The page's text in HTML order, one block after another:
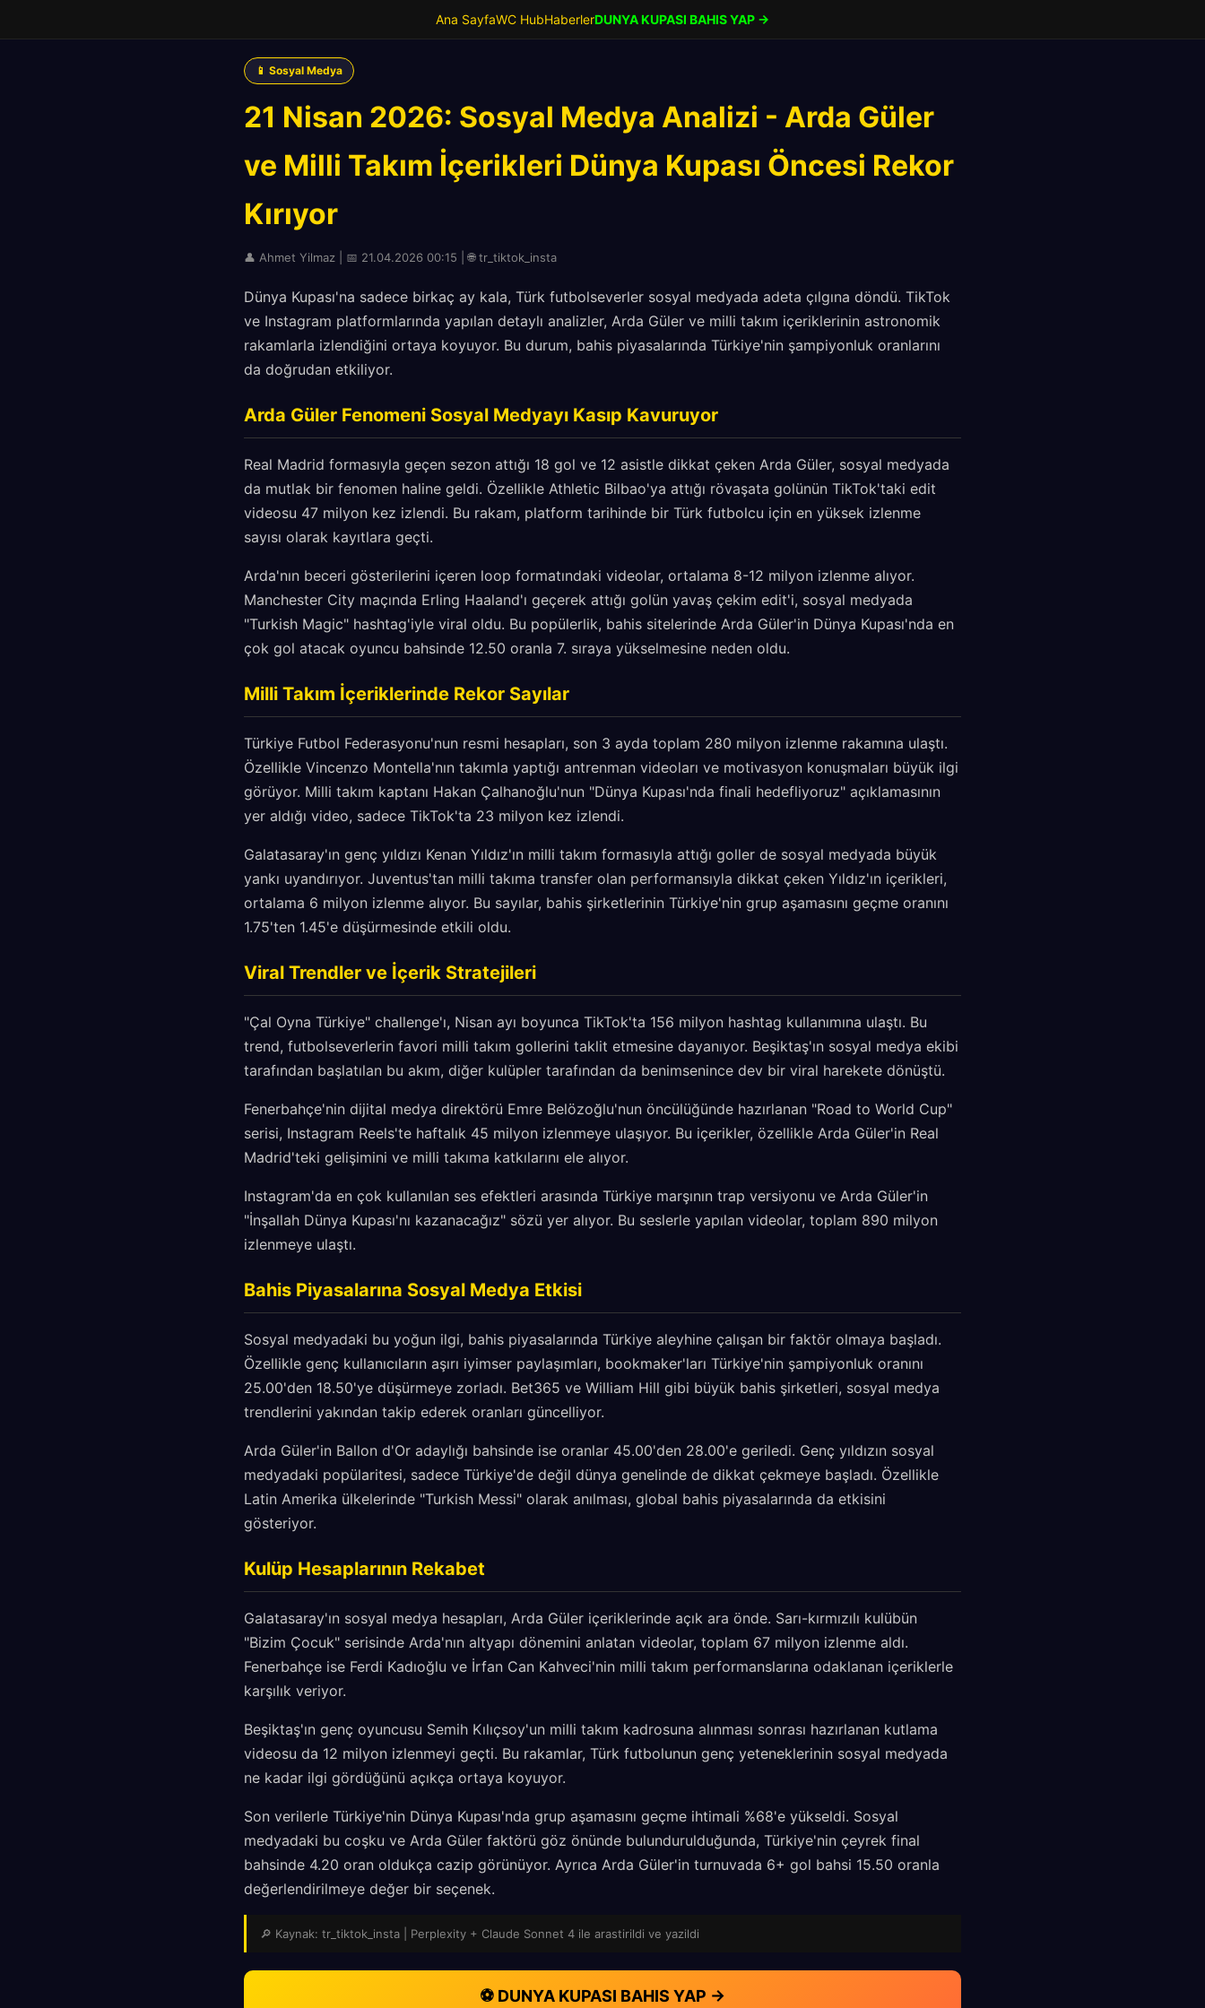
Ana SayfaWC HubHaberlerDUNYA KUPASI BAHIS YAP →
📱 Sosyal Medya
21 Nisan 2026: Sosyal Medya Analizi - Arda Güler
ve Milli Takım İçerikleri Dünya Kupası Öncesi Rekor
Kırıyor
👤 Ahmet Yilmaz | 📅 21.04.2026 00:15 | 🌐 tr_tiktok_insta
Dünya Kupası'na sadece birkaç ay kala, Türk futbolseverler sosyal medyada adeta çılgına döndü. TikTok
ve Instagram platformlarında yapılan detaylı analizler, Arda Güler ve milli takım içeriklerinin astronomik
rakamlarla izlendiğini ortaya koyuyor. Bu durum, bahis piyasalarında Türkiye'nin şampiyonluk oranlarını
da doğrudan etkiliyor.
Arda Güler Fenomeni Sosyal Medyayı Kasıp Kavuruyor
Real Madrid formasıyla geçen sezon attığı 18 gol ve 12 asistle dikkat çeken Arda Güler, sosyal medyada
da mutlak bir fenomen haline geldi. Özellikle Athletic Bilbao'ya attığı rövaşata golünün TikTok'taki edit
videosu 47 milyon kez izlendi. Bu rakam, platform tarihinde bir Türk futbolcu için en yüksek izlenme
sayısı olarak kayıtlara geçti.
Arda'nın beceri gösterilerini içeren loop formatındaki videolar, ortalama 8-12 milyon izlenme alıyor.
Manchester City maçında Erling Haaland'ı geçerek attığı golün yavaş çekim edit'i, sosyal medyada
"Turkish Magic" hashtag'iyle viral oldu. Bu popülerlik, bahis sitelerinde Arda Güler'in Dünya Kupası'nda en
çok gol atacak oyuncu bahsinde 12.50 oranla 7. sıraya yükselmesine neden oldu.
Milli Takım İçeriklerinde Rekor Sayılar
Türkiye Futbol Federasyonu'nun resmi hesapları, son 3 ayda toplam 280 milyon izlenme rakamına ulaştı.
Özellikle Vincenzo Montella'nın takımla yaptığı antrenman videoları ve motivasyon konuşmaları büyük ilgi
görüyor. Milli takım kaptanı Hakan Çalhanoğlu'nun "Dünya Kupası'nda finali hedefliyoruz" açıklamasının
yer aldığı video, sadece TikTok'ta 23 milyon kez izlendi.
Galatasaray'ın genç yıldızı Kenan Yıldız'ın milli takım formasıyla attığı goller de sosyal medyada büyük
yankı uyandırıyor. Juventus'tan milli takıma transfer olan performansıyla dikkat çeken Yıldız'ın içerikleri,
ortalama 6 milyon izlenme alıyor. Bu sayılar, bahis şirketlerinin Türkiye'nin grup aşamasını geçme oranını
1.75'ten 1.45'e düşürmesinde etkili oldu.
Viral Trendler ve İçerik Stratejileri
"Çal Oyna Türkiye" challenge'ı, Nisan ayı boyunca TikTok'ta 156 milyon hashtag kullanımına ulaştı. Bu
trend, futbolseverlerin favori milli takım gollerini taklit etmesine dayanıyor. Beşiktaş'ın sosyal medya ekibi
tarafından başlatılan bu akım, diğer kulüpler tarafından da benimsenince dev bir viral harekete dönüştü.
Fenerbahçe'nin dijital medya direktörü Emre Belözoğlu'nun öncülüğünde hazırlanan "Road to World Cup"
serisi, Instagram Reels'te haftalık 45 milyon izlenmeye ulaşıyor. Bu içerikler, özellikle Arda Güler'in Real
Madrid'teki gelişimini ve milli takıma katkılarını ele alıyor.
Instagram'da en çok kullanılan ses efektleri arasında Türkiye marşının trap versiyonu ve Arda Güler'in
"İnşallah Dünya Kupası'nı kazanacağız" sözü yer alıyor. Bu seslerle yapılan videolar, toplam 890 milyon
izlenmeye ulaştı.
Bahis Piyasalarına Sosyal Medya Etkisi
Sosyal medyadaki bu yoğun ilgi, bahis piyasalarında Türkiye aleyhine çalışan bir faktör olmaya başladı.
Özellikle genç kullanıcıların aşırı iyimser paylaşımları, bookmaker'ları Türkiye'nin şampiyonluk oranını
25.00'den 18.50'ye düşürmeye zorladı. Bet365 ve William Hill gibi büyük bahis şirketleri, sosyal medya
trendlerini yakından takip ederek oranları güncelliyor.
Arda Güler'in Ballon d'Or adaylığı bahsinde ise oranlar 45.00'den 28.00'e geriledi. Genç yıldızın sosyal
medyadaki popülaritesi, sadece Türkiye'de değil dünya genelinde de dikkat çekmeye başladı. Özellikle
Latin Amerika ülkelerinde "Turkish Messi" olarak anılması, global bahis piyasalarında da etkisini
gösteriyor.
Kulüp Hesaplarının Rekabet
Galatasaray'ın sosyal medya hesapları, Arda Güler içeriklerinde açık ara önde. Sarı-kırmızılı kulübün
"Bizim Çocuk" serisinde Arda'nın altyapı dönemini anlatan videolar, toplam 67 milyon izlenme aldı.
Fenerbahçe ise Ferdi Kadıoğlu ve İrfan Can Kahveci'nin milli takım performanslarına odaklanan içeriklerle
karşılık veriyor.
Beşiktaş'ın genç oyuncusu Semih Kılıçsoy'un milli takım kadrosuna alınması sonrası hazırlanan kutlama
videosu da 12 milyon izlenmeyi geçti. Bu rakamlar, Türk futbolunun genç yeteneklerinin sosyal medyada
ne kadar ilgi gördüğünü açıkça ortaya koyuyor.
Son verilerle Türkiye'nin Dünya Kupası'nda grup aşamasını geçme ihtimali %68'e yükseldi. Sosyal
medyadaki bu coşku ve Arda Güler faktörü göz önünde bulundurulduğunda, Türkiye'nin çeyrek final
bahsinde 4.20 oran oldukça cazip görünüyor. Ayrıca Arda Güler'in turnuvada 6+ gol bahsi 15.50 oranla
değerlendirilmeye değer bir seçenek.
🔎 Kaynak: tr_tiktok_insta | Perplexity + Claude Sonnet 4 ile arastirildi ve yazildi
⚽ DUNYA KUPASI BAHIS YAP →